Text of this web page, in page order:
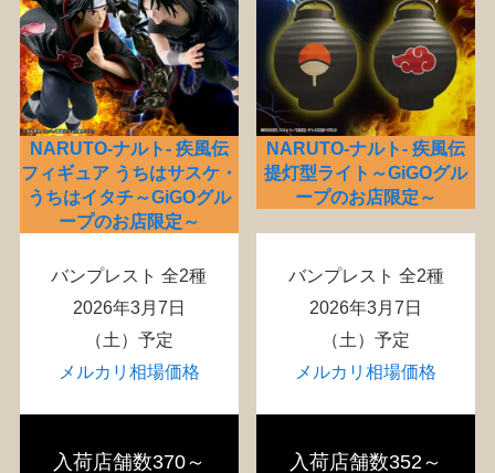
NARUTO-ナルト- 疾風伝
フィギュア うちはサスケ・
うちはイタチ～GiGOグル
ープのお店限定～
NARUTO-ナルト- 疾風伝
提灯型ライト～GiGOグル
ープのお店限定～
バンプレスト 全2種
2026年3月7日
（土）予定
メルカリ相場価格
バンプレスト 全2種
2026年3月7日
（土）予定
メルカリ相場価格
入荷店舗数370～ 入荷店舗数352～